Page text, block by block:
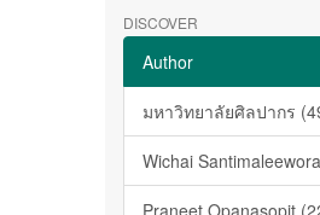
DISCOVER
Author
มหาวิทยาลัยศิลปากร
Wichai
Praneet Opanasopit